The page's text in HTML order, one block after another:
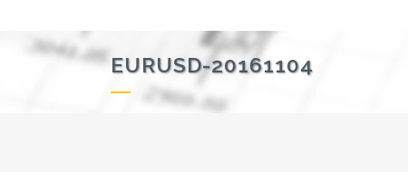
EURUSD-20161104